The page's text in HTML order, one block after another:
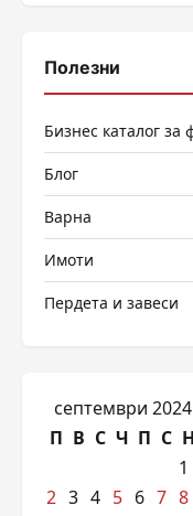
Полезни
Бизнес каталог за
Блог
Варна
Имоти
Пердета и завеси
септември 2024
П В С Ч П С Н
1
2 3 4 5 6 7 8